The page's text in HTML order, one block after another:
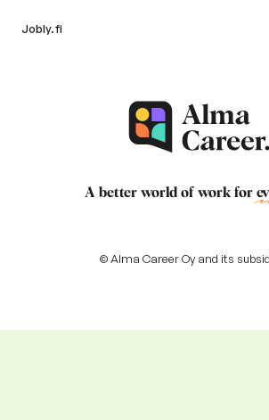
Jobly.fi
A better world of work for
© Alma Career Oy and its